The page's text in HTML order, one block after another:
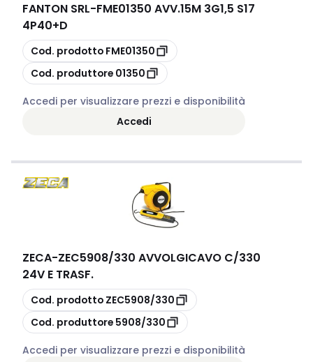
FANTON SRL-FME01350 AVV.15M 3G1,5 S17
4P40+D
copia
Cod. prodotto FME01350
copia
Cod. produttore 01350
Accedi per visualizzare prezzi e disponibilità
Accedi
ZECA-ZEC5908/330 AVVOLGICAVO C/330
24V E TRASF.
copia
Cod. prodotto ZEC5908/330
copia
Cod. produttore 5908/330
Accedi per visualizzare prezzi e disponibilità